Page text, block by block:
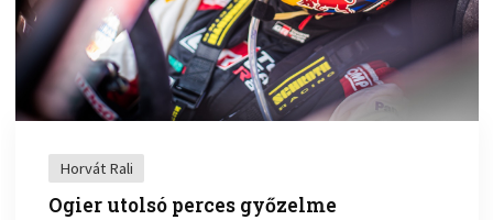
Horvát Rali
Ogier utolsó perces győzelme